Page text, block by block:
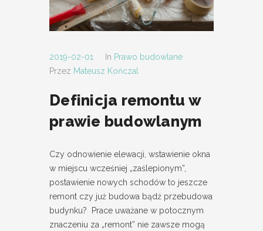
2019-02-01 In Prawo budowlane
Przez Mateusz Kończal
Definicja remontu w
prawie budowlanym
Czy odnowienie elewacji, wstawienie okna
w miejscu wcześniej „zaślepionym”,
postawienie nowych schodów to jeszcze
remont czy już budowa bądź przebudowa
budynku? Prace uważane w potocznym
znaczeniu za „remont” nie zawsze mogą